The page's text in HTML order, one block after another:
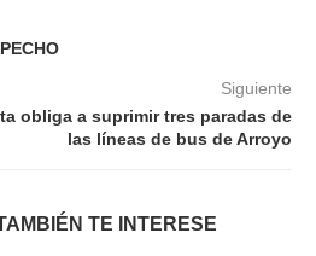
Siguiente
obliga a suprimir tres paradas de
las líneas de bus de Arroyo
TE INTERESE